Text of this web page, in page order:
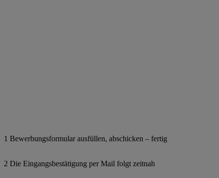
1 Bewerbungsformular ausfüllen, abschicken – fertig
2 Die Eingangsbestätigung per Mail folgt zeitnah